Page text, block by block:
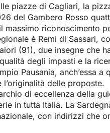
piazze di Cagliari, la
del Gambero Rosso
massimo riconoscimento
è Remi di Sassari,
(91), due insegne che
degli impasti e la
Pausania, anch’essa
l’originalità delle proposte.
di eccellenza della
in tutta Italia. La
con indirizzi che